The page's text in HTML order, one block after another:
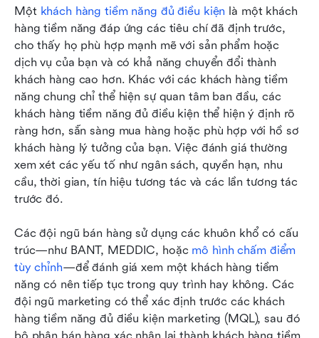
Một khách hàng tiềm năng đủ điều kiện là một khách
hàng tiềm năng đáp ứng các tiêu chí đã định trước,
cho thấy họ phù hợp mạnh mẽ với sản phẩm hoặc
dịch vụ của bạn và có khả năng chuyển đổi thành
khách hàng cao hơn. Khác với các khách hàng tiềm
năng chung chỉ thể hiện sự quan tâm ban đầu, các
khách hàng tiềm năng đủ điều kiện thể hiện ý định rõ
ràng hơn, sẵn sàng mua hàng hoặc phù hợp với hồ sơ
khách hàng lý tưởng của bạn. Việc đánh giá thường
xem xét các yếu tố như ngân sách, quyền hạn, nhu
cầu, thời gian, tín hiệu tương tác và các lần tương tác
trước đó.
Các đội ngũ bán hàng sử dụng các khuôn khổ có cấu
trúc—như BANT, MEDDIC, hoặc mô hình chấm điểm
tùy chỉnh—để đánh giá xem một khách hàng tiềm
năng có nên tiếp tục trong quy trình hay không. Các
đội ngũ marketing có thể xác định trước các khách
hàng tiềm năng đủ điều kiện marketing (MQL), sau đó